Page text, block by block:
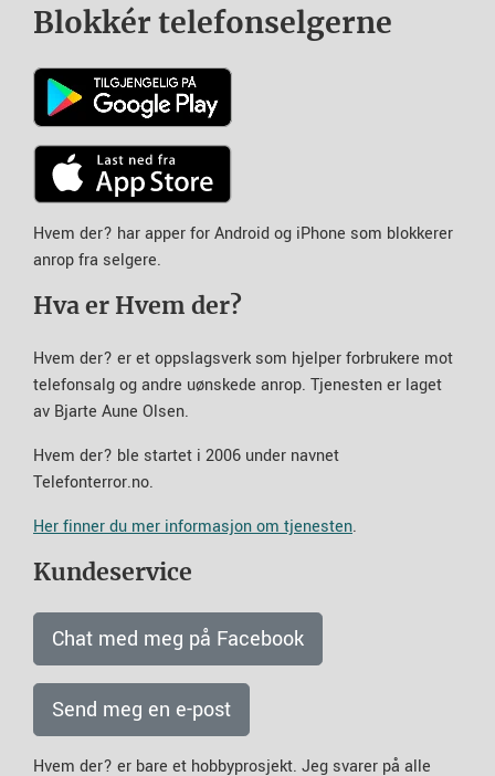
Blokkér telefonselgerne
Hvem der? har apper for Android og iPhone som blokkerer
anrop fra selgere.
Hva er Hvem der?
Hvem der? er et oppslagsverk som hjelper forbrukere mot
telefonsalg og andre uønskede anrop. Tjenesten er laget
av Bjarte Aune Olsen.
Hvem der? ble startet i 2006 under navnet
Telefonterror.no.
Her finner du mer informasjon om tjenesten.
Kundeservice
Chat med meg på Facebook
Send meg en e-post
Hvem der? er bare et hobbyprosjekt. Jeg svarer på alle